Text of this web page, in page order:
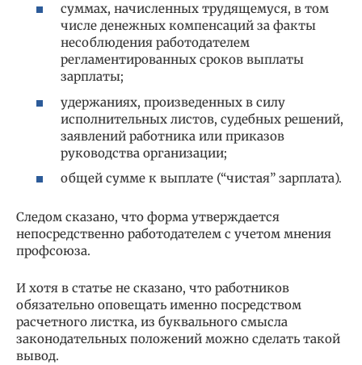
суммах, начисленных трудящемуся, в том
числе денежных компенсаций за факты
несоблюдения работодателем
регламентированных сроков выплаты
зарплаты;
удержаниях, произведенных в силу
исполнительных листов, судебных решений,
заявлений работника или приказов
руководства организации;
общей сумме к выплате (“чистая” зарплата).
Следом сказано, что форма утверждается
непосредственно работодателем с учетом мнения
профсоюза.
И хотя в статье не сказано, что работников
обязательно оповещать именно посредством
расчетного листка, из буквального смысла
законодательных положений можно сделать такой
вывод.